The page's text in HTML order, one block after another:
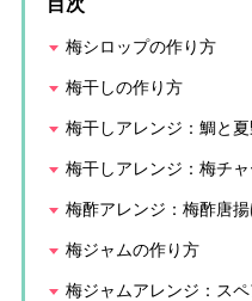
梅シロップの作り方
梅干しの作り方
梅干しアレンジ：鯛と夏
梅干しアレンジ：梅チ
梅酢アレンジ：梅酢唐
梅ジャムの作り方
梅ジャムアレンジ：ス